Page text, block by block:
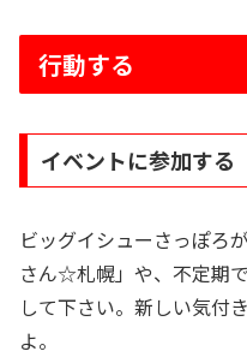
行動する
イベントに参加する
ビッグイシューさっぽろ
さん☆札幌」や、不定期
して下さい。新しい気付
よ。